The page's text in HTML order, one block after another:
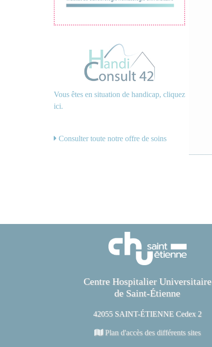
Vous êtes en situation de handicap, cliquez
ici.
Consulter toute notre offre de soins
Centre Hospitalier Universitaire
de Saint-Étienne
42055 SAINT-ÉTIENNE Cedex 2
Plan d'accès des différents sites